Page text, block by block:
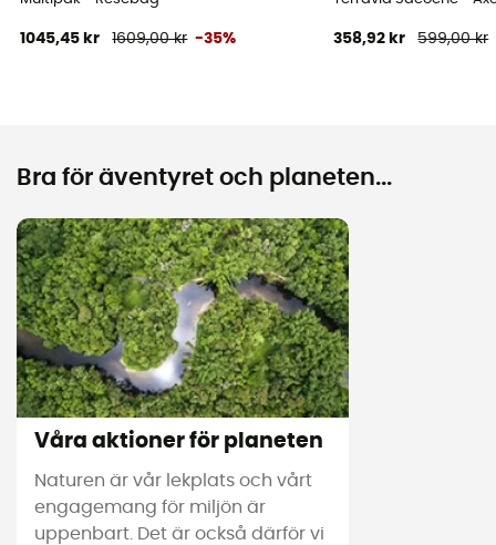
1045,45 kr 1609,00 kr -35% 358,92 kr 599,00 kr
Bra för äventyret och planeten...
Våra aktioner för planeten
Naturen är vår lekplats och vårt
engagemang för miljön är
uppenbart. Det är också därför vi